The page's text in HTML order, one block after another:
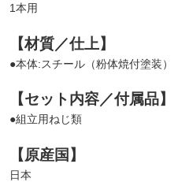
1本用
【材質／仕上】
●本体:スチール（粉体焼付塗装）
【セット内容／付属品】
●組立用ねじ類
【原産国】
日本